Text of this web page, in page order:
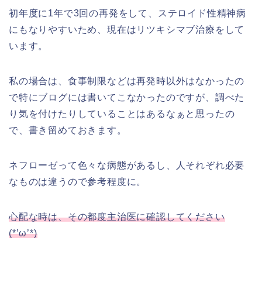
初年度に1年で3回の再発をして、ステロイド性精神病
にもなりやすいため、現在はリツキシマブ治療をして
います。
私の場合は、食事制限などは再発時以外はなかったの
で特にブログには書いてこなかったのですが、調べた
り気を付けたりしていることはあるなぁと思ったの
で、書き留めておきます。
ネフローゼって色々な病態があるし、人それぞれ必要
なものは違うので参考程度に。
心配な時は、その都度主治医に確認してください
(*’ω’*)